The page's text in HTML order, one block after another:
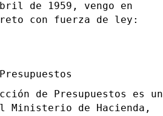
de 1959, vengo en
con fuerza de ley:
de Presupuestos es un
Ministerio de Hacienda,